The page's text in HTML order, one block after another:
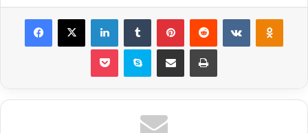
Facebook
X LinkedInTumblr PinterestReddit VKontakte
Pocket Skype Compartir por correo electrónicoImprimir